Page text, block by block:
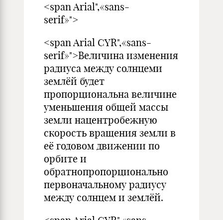
<span Arial",«sans-
serif»">
<span Arial CYR",«sans-
serif»">Величина изменения
радиуса между солнцеми
землёй будет
пропорциональна величине
уменьшения общей массы
земли нацентробежную
скорость вращения земли в
её годовом движении по
орбите и
обратнопропорционально
первоначальному радиусу
между солнцем и землёй.